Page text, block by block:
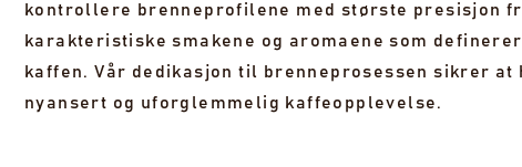
kontrollere brenneprofilene med største presisjon
karakteristiske smakene og aromaene som
kaffen. Vår dedikasjon til brenneprosessen sikrer at
nyansert og uforglemmelig kaffeopplevelse.